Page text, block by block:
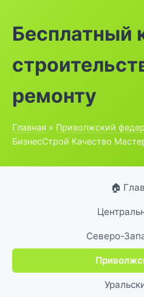
Бесплатный
ремонту
Главная » Приволжский
БизнесСтрой Качество
🏠
Северо-